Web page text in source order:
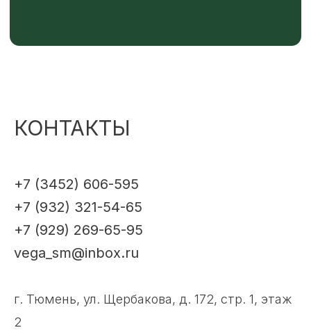
КОНТАКТЫ
+7 (3452) 606-595
+7 (932) 321-54-65
+7 (929) 269-65-95
vega_sm@inbox.ru
г. Тюмень, ул. Щербакова, д. 172, стр. 1, этаж
2